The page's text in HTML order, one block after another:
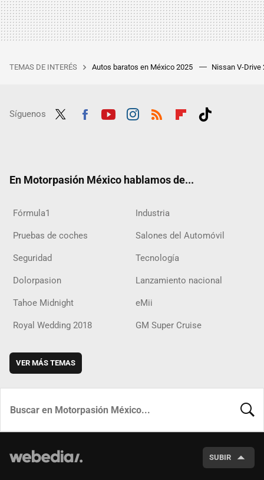
TEMAS DE INTERÉS Autos baratos en México 2025 Nissan V-Drive
Síguenos
En Motorpasión México hablamos de...
Fórmula1 Industria
Pruebas de coches Salones del Automóvil
Seguridad Tecnología
Dolorpasion Lanzamiento nacional
Tahoe Midnight eMii
Royal Wedding 2018 GM Super Cruise
VER MÁS TEMAS
SUBIR